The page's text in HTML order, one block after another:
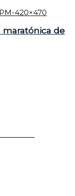
maratónica de